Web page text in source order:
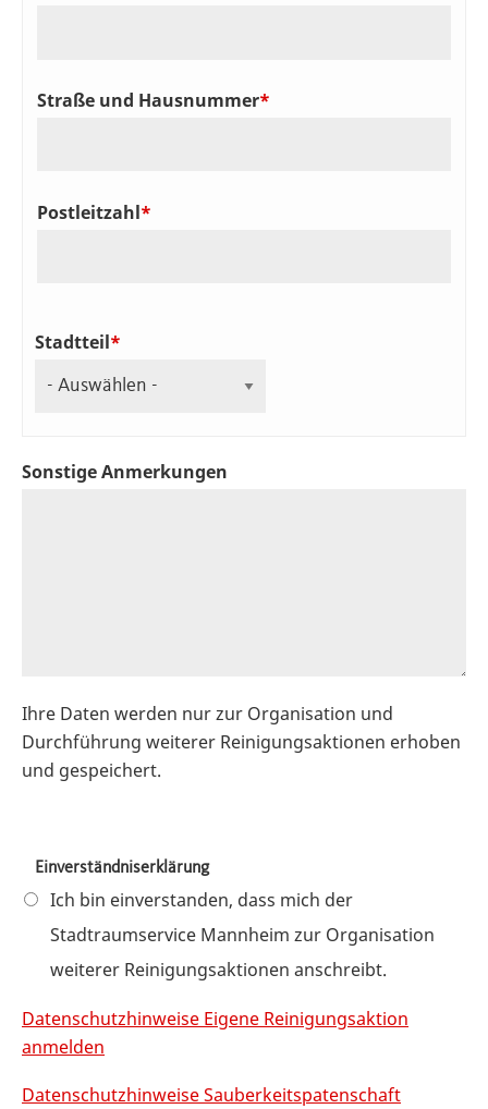
Straße und Hausnummer
Postleitzahl
Stadtteil
Sonstige Anmerkungen
Ihre Daten werden nur zur Organisation und
Durchführung weiterer Reinigungsaktionen erhoben
und gespeichert.
Einverständniserklärung
Ich bin einverstanden, dass mich der
Stadtraumservice Mannheim zur Organisation
weiterer Reinigungsaktionen anschreibt.
Datenschutzhinweise Eigene Reinigungsaktion
anmelden
Datenschutzhinweise Sauberkeitspatenschaft